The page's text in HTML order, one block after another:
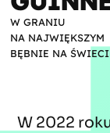
W GRANIU
NA NAJWIĘKSZYM
BĘBNIE NA
W 2022